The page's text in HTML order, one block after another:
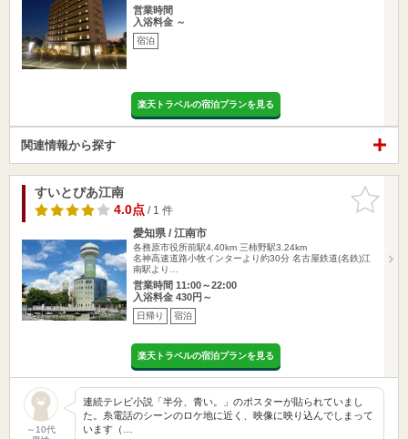
営業時間
入浴料金 ～
宿泊
楽天トラベルの宿泊プランを見る
関連情報から探す
お気に入
りに追加
すいとぴあ江南
4.0点/ 1 件
愛知県 / 江南市
各務原市役所前駅4.40km 三柿野駅3.24km
名神高速道路小牧インターより約30分 名古屋鉄道(名鉄)江
南駅より…
営業時間 11:00～22:00
入浴料金 430円～
日帰り 宿泊
楽天トラベルの宿泊プランを見る
～10代
連続テレビ小説「半分、青い。」のポスターが貼られていまし
た。糸電話のシーンのロケ地に近く、映像に映り込んでしまって
います（…